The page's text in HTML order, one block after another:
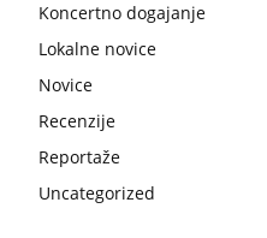
Koncertno dogajanje
Lokalne novice
Novice
Recenzije
Reportaže
Uncategorized